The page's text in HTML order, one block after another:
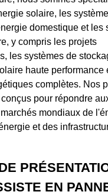
solaire, les
domestique et les
y compris les projets
les systèmes de
haute performance
complètes. Nos
pour répondre
mondiaux de
et des
EN